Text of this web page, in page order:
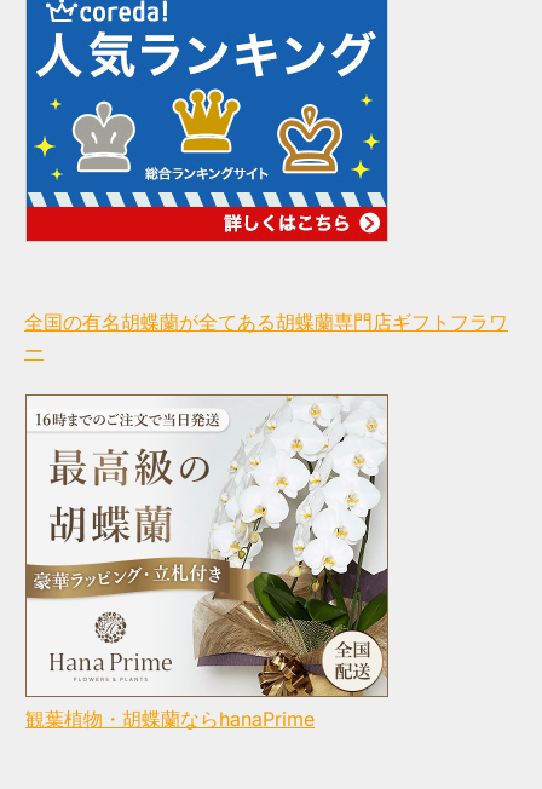
全国の有名胡蝶蘭が全てある胡蝶蘭専門店ギフトフラワ
ー
観葉植物・胡蝶蘭ならhanaPrime